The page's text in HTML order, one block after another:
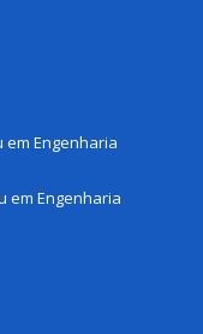
em Engenharia
em Engenharia